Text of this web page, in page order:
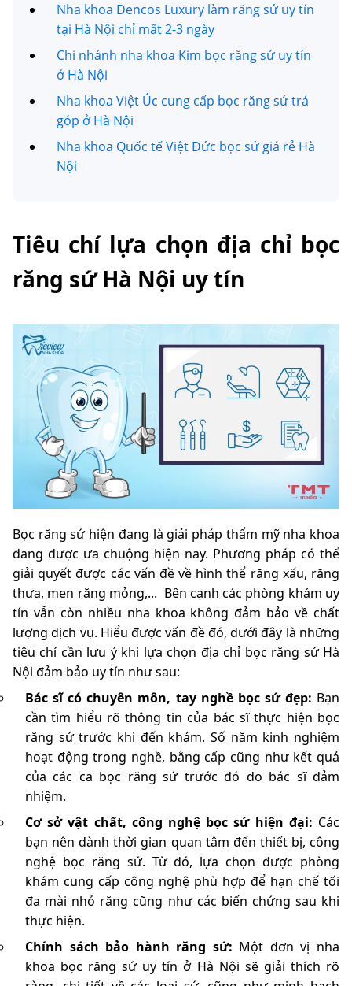
Nha khoa Dencos Luxury làm răng sứ uy tín
tại Hà Nội chỉ mất 2-3 ngày
Chi nhánh nha khoa Kim bọc răng sứ uy tín
ở Hà Nội
Nha khoa Việt Úc cung cấp bọc răng sứ trả
góp ở Hà Nội
Nha khoa Quốc tế Việt Đức bọc sứ giá rẻ Hà
Nội
Tiêu chí lựa chọn địa chỉ bọc
răng sứ Hà Nội uy tín
Bọc răng sứ hiện đang là giải pháp thẩm mỹ nha khoa
đang được ưa chuộng hiện nay. Phương pháp có thể
giải quyết được các vấn đề về hình thể răng xấu, răng
thưa, men răng mỏng,... Bên cạnh các phòng khám uy
tín vẫn còn nhiều nha khoa không đảm bảo về chất
lượng dịch vụ. Hiểu được vấn đề đó, dưới đây là những
tiêu chí cần lưu ý khi lựa chọn địa chỉ bọc răng sứ Hà
Nội đảm bảo uy tín như sau:
Bác sĩ có chuyên môn, tay nghề bọc sứ đẹp: Bạn
cần tìm hiểu rõ thông tin của bác sĩ thực hiện bọc
răng sứ trước khi đến khám. Số năm kinh nghiệm
hoạt động trong nghề, bằng cấp cũng như kết quả
của các ca bọc răng sứ trước đó do bác sĩ đảm
nhiệm.
Cơ sở vật chất, công nghệ bọc sứ hiện đại: Các
bạn nên dành thời gian quan tâm đến thiết bị, công
nghệ bọc răng sứ. Từ đó, lựa chọn được phòng
khám cung cấp công nghệ phù hợp để hạn chế tối
đa mài nhỏ răng cũng như các biến chứng sau khi
thực hiện.
Chính sách bảo hành răng sứ: Một đơn vị nha
khoa bọc răng sứ uy tín ở Hà Nội sẽ giải thích rõ